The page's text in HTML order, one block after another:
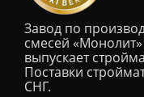
Завод по
смесей «Монолит»
выпускает
Поставки
СНГ.